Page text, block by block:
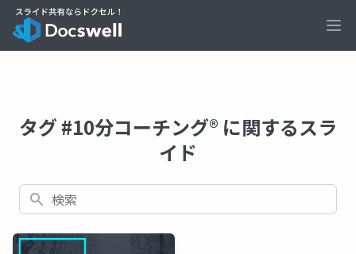
タグ #10分コーチング® に関するスラ
イド
検索